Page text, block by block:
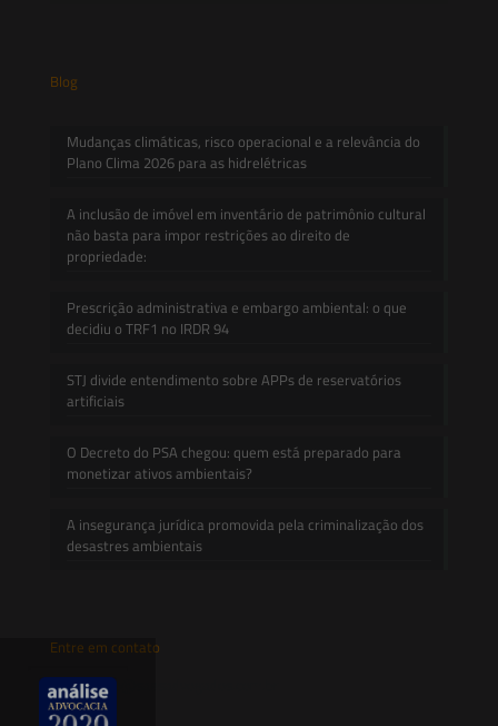
Blog
Mudanças climáticas, risco operacional e a relevância do
Plano Clima 2026 para as hidrelétricas
A inclusão de imóvel em inventário de patrimônio cultural
não basta para impor restrições ao direito de
propriedade:
Prescrição administrativa e embargo ambiental: o que
decidiu o TRF1 no IRDR 94
STJ divide entendimento sobre APPs de reservatórios
artificiais
O Decreto do PSA chegou: quem está preparado para
monetizar ativos ambientais?
A insegurança jurídica promovida pela criminalização dos
desastres ambientais
Entre em contato
contato@saesadvogados.com.br